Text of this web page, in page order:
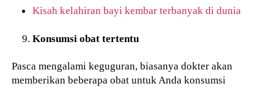
Kisah kelahiran bayi kembar terbanyak di dunia
Konsumsi obat tertentu
Pasca mengalami keguguran, biasanya dokter akan
memberikan beberapa obat untuk Anda konsumsi